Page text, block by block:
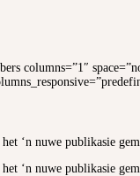
columns=”1″
het ‘n nuwe publikasie
het ‘n nuwe publikasie